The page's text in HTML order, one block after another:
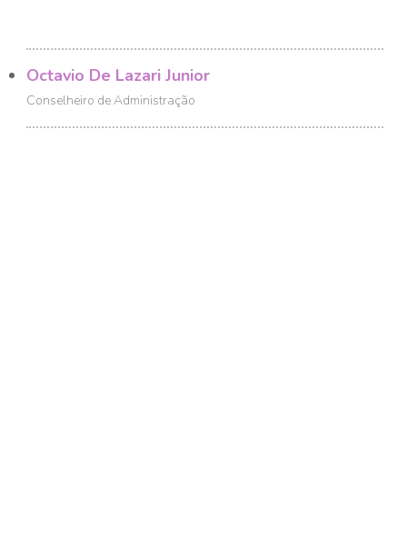
Octavio De Lazari Junior
Conselheiro de Administração